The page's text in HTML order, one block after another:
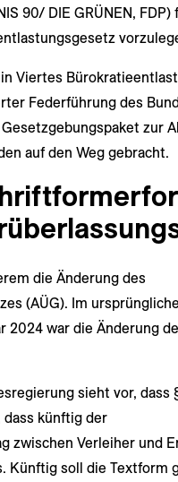
90/ DIE GRÜNEN, FDP)
Viertes
Federführung des
zur
auf den Weg gebracht.
die Änderung des
(AÜG). Im
2024 war die Änderung
sieht vor, dass
dass künftig der
zwischen Verleiher und
soll die Textform